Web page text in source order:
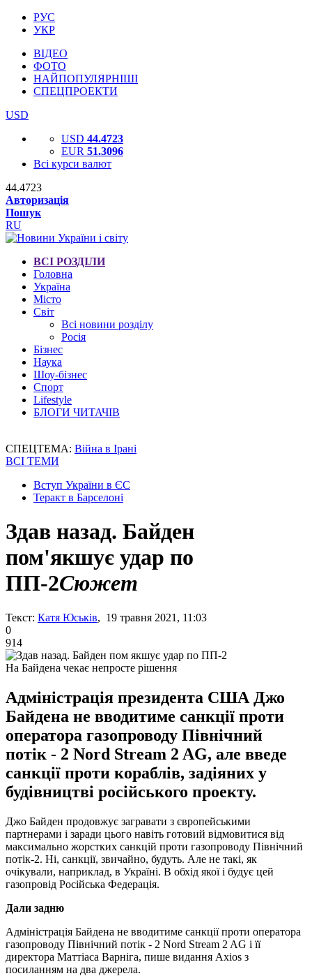
РУС
УКР
ВІДЕО
ФОТО
НАЙПОПУЛЯРНІШІ
СПЕЦПРОЕКТИ
USD
USD 44.4723
EUR 51.3096
Всі курси валют
44.4723
Авторизація
Пошук
RU
ВСІ РОЗДІЛИ
Головна
Україна
Місто
Світ
Всі новини розділу
Росія
Бізнес
Наука
Шоу-бізнес
Спорт
Lifestyle
БЛОГИ ЧИТАЧІВ
СПЕЦТЕМА: Війна в Ірані
ВСІ ТЕМИ
Вступ України в ЄС
Теракт в Барселоні
Здав назад. Байден
пом'якшує удар по
ПП-2Сюжет
Текст: Катя Юськів, 19 травня 2021, 11:03
0
914
На Байдена чекає непросте рішення
Адміністрація президента США Джо
Байдена не вводитиме санкції проти
оператора газопроводу Північний
потік - 2 Nord Stream 2 AG, але введе
санкції проти кораблів, задіяних у
будівництві російського проекту.
Джо Байден продовжує загравати з європейськими
партнерами і заради цього навіть готовий відмовитися від
максимально жорстких санкцій проти газопроводу Північний
потік-2. Ні, санкції, звичайно, будуть. Але не такі, як
очікували, наприклад, в Україні. В обхід якої і будує цей
газопровід Російська Федерація.
Дали задню
Адміністрація Байдена не вводитиме санкції проти оператора
газопроводу Північний потік - 2 Nord Stream 2 AG і її
директора Маттіаса Варніга, пише видання Axios з
посиланням на два джерела.